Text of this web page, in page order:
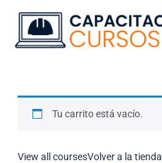
Tu carrito está vacío.
View all coursesVolver a la tienda